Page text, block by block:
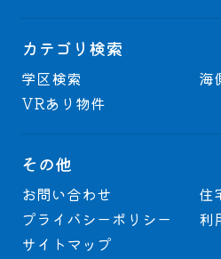
カテゴリ検索
学区検索
海
VRあり物件
その他
お問い合わせ
住
プライバシーポリシー
利
サイトマップ